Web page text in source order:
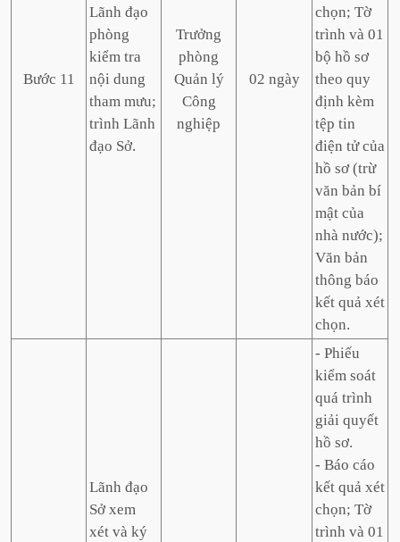
Bước 11
Lãnh đạo
phòng
kiểm tra
nội dung
tham mưu;
trình Lãnh
đạo Sở.
Trưởng
phòng
Quản lý
Công
nghiệp
02 ngày
chọn; Tờ
trình và 01
bộ hồ sơ
theo quy
định kèm
tệp tin
điện tử của
hồ sơ (trừ
văn bản bí
mật của
nhà nước);
Văn bản
thông báo
kết quả xét
chọn.
Lãnh đạo
Sở xem
xét và ký
- Phiếu
kiểm soát
quá trình
giải quyết
hồ sơ.
- Báo cáo
kết quả xét
chọn; Tờ
trình và 01